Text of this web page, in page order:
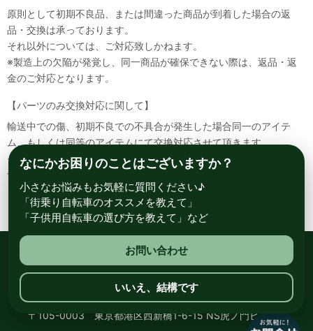
原則として初期不良品、または間違った商品が到着した場合の返
品・交換は承っております。
それ以外については、ご対応致しかねます。
※製造上の欠陥が発覚し、同一商品が確保できない際は、返品・返
金のご対応となります。
【パーツのみ交換対応に関して】
輸送中での傷、初期不良での不具合が発生した場合同一のアイテ
ム、もしくは同等のアイテムにて交換対応させて頂きます。
その場合該当部品を着払いにて返送して頂く必要が御座いますので
予めご了承ください。
総合自転車専門店 サイクルスポット ル・サイク
〒105-0003 東京都港区西新橋1-6-15 NS虎ノ門ビル8階
なにかお困りのことはございますか？
小さなお悩みもお気軽に質問ください♪
「街乗り自転車のオススメを教えて」
「子供用自転車の選び方を教えて」など
お問い合わせ
いいえ、結構です